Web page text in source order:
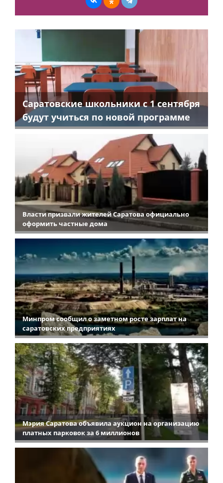
Саратовские школьники с 1 сентября
будут учиться по новой программе
Власти призвали жителей Саратова официально
оформить частные дома
Минпром сообщил о заметном росте зарплат на
саратовских предприятиях
Мэрия Саратова объявила аукцион на организацию
платных парковок за 6 миллионов